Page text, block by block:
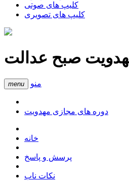
کلیپ های صوتی
کلیپ های تصویری
صبح عدالت
menu منو
دوره های مجازی مهدویت
خانه
پرسش و پاسخ
نکات ناب